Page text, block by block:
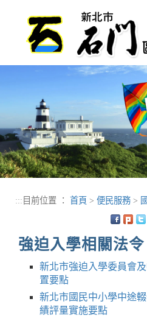
::: 目前位置 ： 首頁 > 便民服務 >
強迫入學相關法令
新北市強迫入學委員會
置要點
新北市國民中小學中途
績評量實施要點